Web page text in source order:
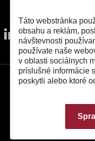
Táto webstránka
obsahu a reklám,
návštevnosti
používate naše
v oblasti sociálnych
príslušné informácie
poskytli alebo ktoré